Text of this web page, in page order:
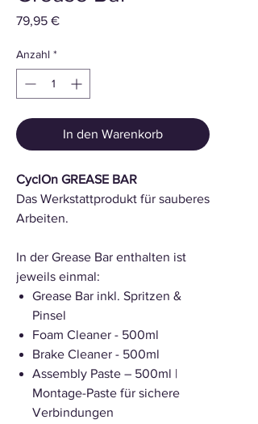
79,95 €Preis
Anzahl *
In den Warenkorb
CyclOn GREASE BAR
Das Werkstattprodukt für sauberes
Arbeiten.
In der Grease Bar enthalten ist
jeweils einmal:
Grease Bar inkl. Spritzen &
Pinsel
Foam Cleaner - 500ml
Brake Cleaner - 500ml
Assembly Paste – 500ml |
Montage-Paste für sichere
Verbindungen